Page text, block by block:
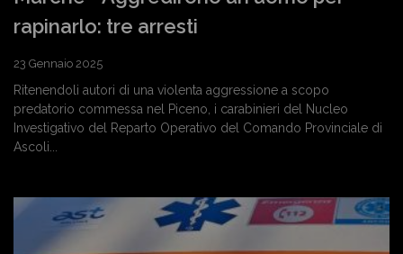
rapinarlo: tre arresti
23 Gennaio 2025
Ritenendoli autori di una violenta aggressione a scopo
predatorio commessa nel Piceno, i carabinieri del Nucleo
Investigativo del Reparto Operativo del Comando Provinciale di
Ascoli...